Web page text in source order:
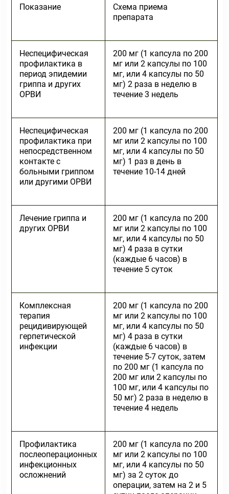
Показание
Схема приема
препарата
Неспецифическая
профилактика в
период эпидемии
гриппа и других
ОРВИ
200 мг (1 капсула по 200
мг или 2 капсулы по 100
мг, или 4 капсулы по 50
мг) 2 раза в неделю в
течение 3 недель
Неспецифическая
профилактика при
непосредственном
контакте с
больными гриппом
или другими ОРВИ
200 мг (1 капсула по 200
мг или 2 капсулы по 100
мг, или 4 капсулы по 50
мг) 1 раз в день в
течение 10-14 дней
Лечение гриппа и
других ОРВИ
200 мг (1 капсула по 200
мг или 2 капсулы по 100
мг, или 4 капсулы по 50
мг) 4 раза в сутки
(каждые 6 часов) в
течение 5 суток
Комплексная
терапия
рецидивирующей
герпетической
инфекции
200 мг (1 капсула по 200
мг или 2 капсулы по 100
мг, или 4 капсулы по 50
мг) 4 раза в сутки
(каждые 6 часов) в
течение 5-7 суток, затем
по 200 мг (1 капсула по
200 мг или 2 капсулы по
100 мг, или 4 капсулы по
50 мг) 2 раза в неделю в
течение 4 недель
Профилактика
послеоперационных
инфекционных
осложнений
200 мг (1 капсула по 200
мг или 2 капсулы по 100
мг, или 4 капсулы по 50
мг) за 2 суток до
операции, затем на 2 и 5